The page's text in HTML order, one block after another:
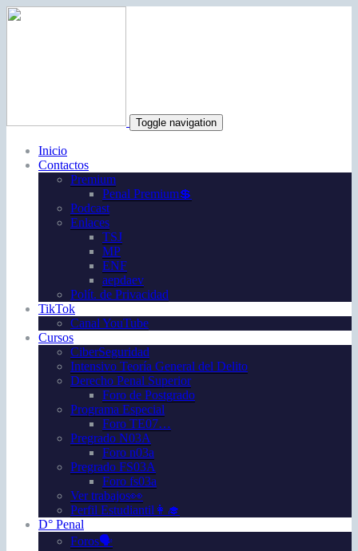
Toggle navigation
Inicio
Contactos
Premium
Penal Premium💲
Podcast
Enlaces
TSJ
MP
ENF
aepdaev
Polít. de Privacidad
TikTok
Canal YouTube
Cursos
CiberSeguridad
Intensivo Teoría General del Delito
Derecho Penal Superior
Foro de Postgrado
Programa Especial
Foro TE07…
Pregrado N03A
Foro n03a
Pregrado FS03A
Foro fs03a
Ver trabajos👀
Perfil Estudiantil👩‍🎓
D° Penal
Foros🗣️